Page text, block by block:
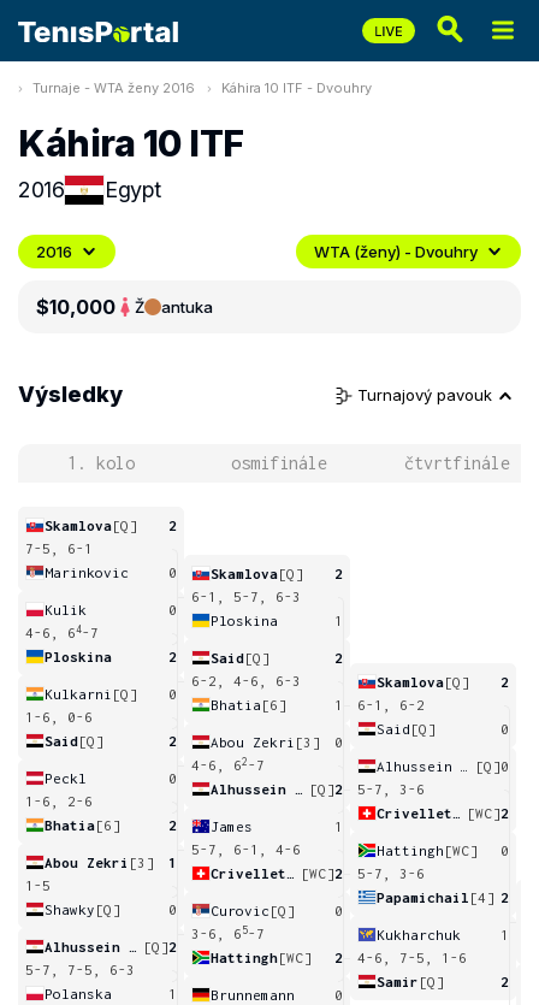
Turnaje - WTA ženy 2016 Káhira 10 ITF - Dvouhry
Káhira 10 ITF
2016 Egypt
2016 WTA (ženy) - Dvouhry
$10,000 Ž antuka
Výsledky Turnajový pavouk
1. kolo osmifinále čtvrtfinále
Skamlova[Q]
2
7-5, 6-1
Marinkovic
0
Kulik
0
4-6, 64-7
Ploskina
2
Kulkarni [Q]
0
1-6, 0-6
Said[Q] 2
Peckl
0
1-6, 2-6
Bhatia[6] 2
Abou Zekri [3]
1
1-5
Shawky [Q] 0
[Q]2
5-7, 7-5, 6-3
Polanska
1
Skamlova[Q]
2
6-1, 5-7, 6-3
Ploskina
1
Said[Q]
2
6-2, 4-6, 6-3
Bhatia [6] 1
Abou Zekri [3]
0
4-6, 62 -7
[Q]2
James
1
5-7, 6-1, 4-6
[WC]2
Curovic [Q]
0
3-6, 6 5-7
Hattingh[WC] 2
Brunnemann
0
Skamlova[Q]
2
6-1, 6-2
Said [Q] 0
[Q]0
5-7, 3-6
[WC]2
Hattingh [WC]
0
5-7, 3-6
Papamichail [4] 2
Kukharchuk
1
4-6, 7-5, 1-6
Samir [Q] 2